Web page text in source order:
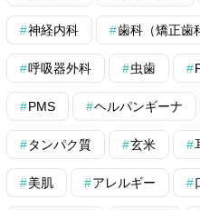
神経内科 歯科（矯正歯
呼吸器外科 虫歯
PMS ヘルパンギーナ
タンパク質 玄米
美肌 アレルギー